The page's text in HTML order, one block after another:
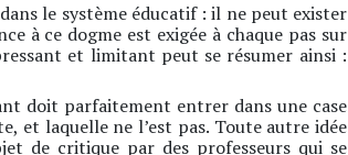
le système éducatif : il ne peut exister
à ce dogme est exigée à chaque pas sur
et limitant peut se résumer ainsi :
doit parfaitement entrer dans une case
et laquelle ne l’est pas. Toute autre idée
de critique par des professeurs qui se